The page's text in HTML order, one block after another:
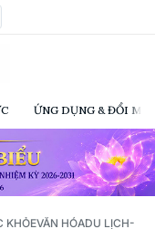
ỨNG DỤNG & ĐỔI
KHỎEVĂN HÓADU LỊCH-